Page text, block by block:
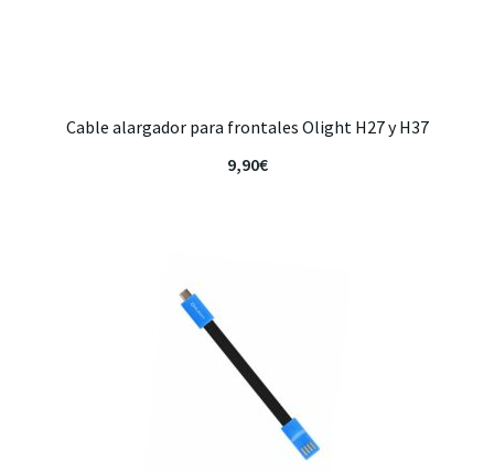
Cable alargador para frontales Olight H27 y H37
9,90€